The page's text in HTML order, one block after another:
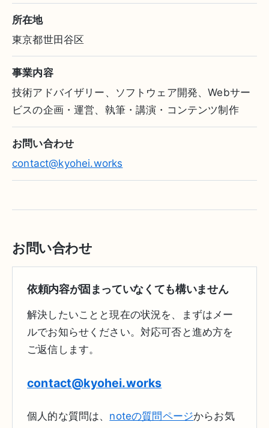
所在地
東京都世田谷区
事業内容
技術アドバイザリー、ソフトウェア開発、Webサー
ビスの企画・運営、執筆・講演・コンテンツ制作
お問い合わせ
contact@kyohei.works
お問い合わせ
依頼内容が固まっていなくても構いません
解決したいことと現在の状況を、まずはメー
ルでお知らせください。対応可否と進め方を
ご返信します。
contact@kyohei.works
個人的な質問は、 noteの質問ページからお気